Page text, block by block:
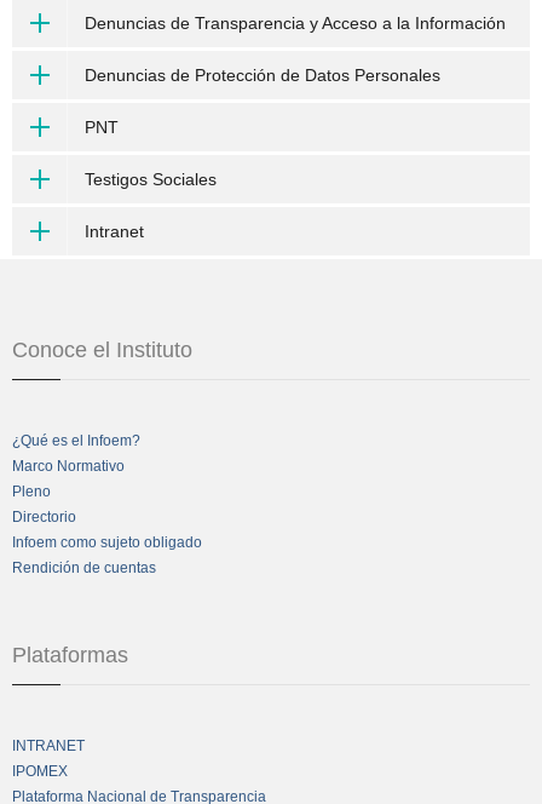
Denuncias de Transparencia y Acceso a la Información
Denuncias de Protección de Datos Personales
PNT
Testigos Sociales
Intranet
Conoce el Instituto
¿Qué es el Infoem?
Marco Normativo
Pleno
Directorio
Infoem como sujeto obligado
Rendición de cuentas
Plataformas
INTRANET
IPOMEX
Plataforma Nacional de Transparencia